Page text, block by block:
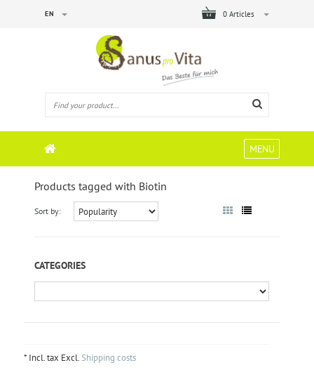
0 Articles
EN
MENU
Products tagged with Biotin
Sort by:
CATEGORIES
* Incl. tax Excl.Shipping costs